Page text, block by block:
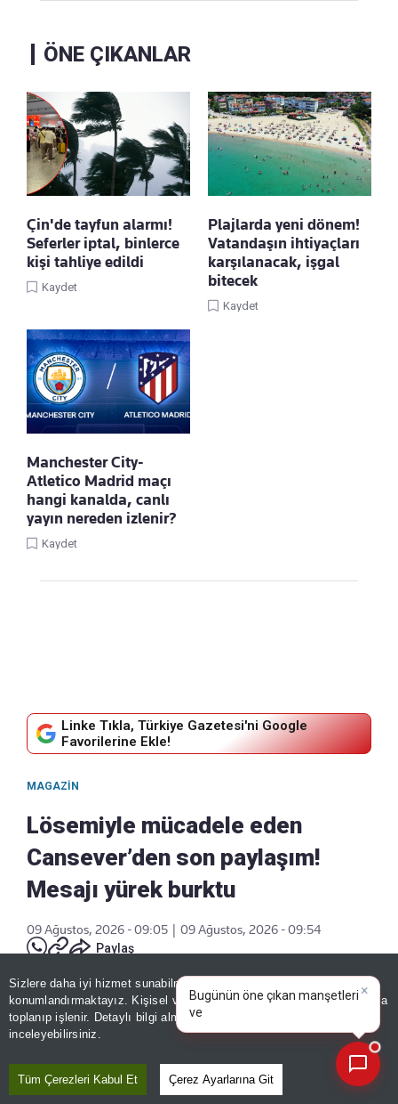
Sizlere daha iyi hizmet sunabilmek adına sitemizde
konumlandırmaktayız. Kişisel verileriniz, KVKK ve GDPR kapsamında
toplanıp işlenir. Detaylı bilgi almak için
inceleyebilirsiniz.
Tüm Çerezleri Kabul Et Çerez Ayarlarına Git
ÖNE ÇIKANLAR
Çin'de tayfun alarmı!
Seferler iptal, binlerce
kişi tahliye edildi
Kaydet
Plajlarda yeni dönem!
Vatandaşın ihtiyaçları
karşılanacak, işgal
bitecek
Kaydet
Manchester City-
Atletico Madrid maçı
hangi kanalda, canlı
yayın nereden izlenir?
Kaydet
Linke Tıkla, Türkiye Gazetesi'ni Google
Favorilerine Ekle!
MAGAZIN
Lösemiyle mücadele eden
Cansever’den son paylaşım!
Mesajı yürek burktu
09 Ağustos, 2026 - 09:05
09 Ağustos, 2026 - 09:54
Paylaş
×
Bugünün öne çıkan manşetleri
ve gelişmeleri neler?